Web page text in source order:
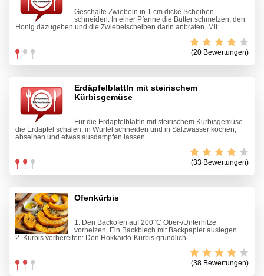
Geschälte Zwiebeln in 1 cm dicke Scheiben
schneiden. In einer Pfanne die Butter schmelzen, den
Honig dazugeben und die Zwiebelscheiben darin anbraten. Mit...
(20 Bewertungen)
Erdäpfelblattln mit steirischem
Kürbisgemüse
Für die Erdäpfelblattln mit steirischem Kürbisgemüse
die Erdäpfel schälen, in Würfel schneiden und in Salzwasser kochen,
abseihen und etwas ausdampfen lassen....
(33 Bewertungen)
Ofenkürbis
1. Den Backofen auf 200°C Ober-/Unterhitze
vorheizen. Ein Backblech mit Backpapier auslegen.
2. Kürbis vorbereiten: Den Hokkaido-Kürbis gründlich...
(38 Bewertungen)